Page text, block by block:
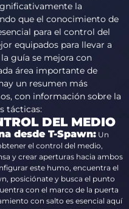
la
que el conocimiento de
para el control del
equipados para llevar a
guía se mejora con
área importante de
un resumen más
con información sobre la
tácticas:
DEL MEDIO
desde T-Spawn: Un
el control del medio,
y crear aperturas hacia ambos
este humo, encuentra el
posiciónate y busca el punto
con el marco de la puerta
con salto es esencial aquí